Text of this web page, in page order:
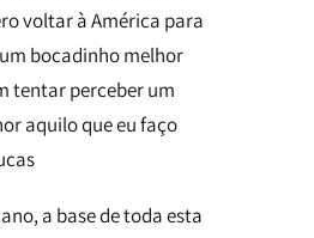
voltar à América para
bocadinho melhor
tentar perceber um
aquilo que eu faço
a base de toda esta